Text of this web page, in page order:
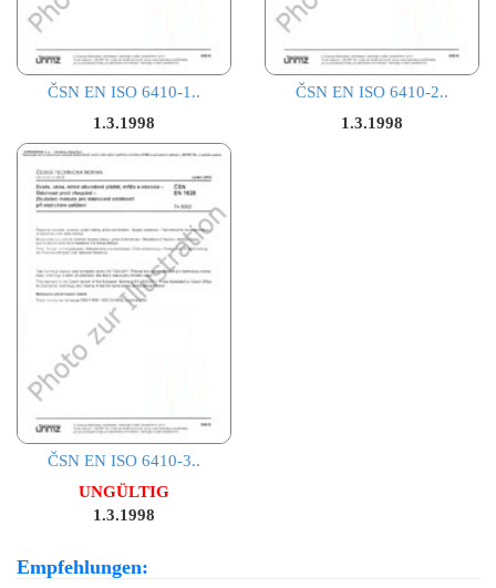
ČSN EN ISO 6410-1..
1.3.1998
ČSN EN ISO 6410-2..
1.3.1998
ČSN EN ISO 6410-3..
UNGÜLTIG
1.3.1998
Empfehlungen: